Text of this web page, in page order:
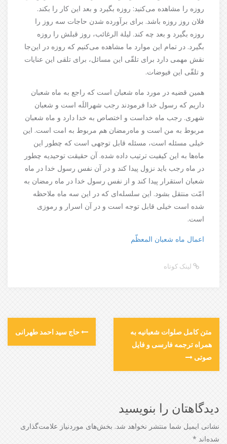
روزه را مشاهده می‌کنید: روزه بگیرد و بعد این کار را بکند.
فلان روز روزه باشد. برای برآورده شدن حاجات سه روز را
روزه بگیرد و بعد چه کند. لیلة الرغائب، روز قبلش را روزه
بگیرد. در تمام این موارد ما مشاهده می‌کنیم که روزه در این‌جا
نقش مهمی دارد برای تلقّی این مسائل، برای تلقی این عنایات
و تلقّی این فیوضات.
همین قضیه در مورد ماه شعبان است که راجع به ماه شعبان
داریم که رسول خدا فرمودند رجب شهراللَه است و شعبان
شهری. رجب ماه خداست و اختصاص به خدا دارد و ماه شعبان
مربوط به من است و ماه‌رمضان هم مربوط به امت است. این
خیلی مسئله است، مسئله قابل توجهی است که چطور این
ماه‌ها به این کیفیت ترتیب داده شده. آن حقیقت توحیدیه چطور
در ماه رجب باید نزول پیدا کند و در آن نفس رسول خدا در ماه
شعبان استقرار پیدا کند و از نفس رسول خدا در ماه رمضان به
امّت منتقل بشود. این سلسله‌ای که در این سه ماه ملاحظه
شده است خیلی قابل توجه است و در آن اسرار و رموزی
است.
اعمال ماه شعبان المعظّم
لینک کوتاه
حاج سید احمد طهرانی
متن کامل صلوات شعبانیه به
همراه ترجمه فارسی و فایل
صوتی
دیدگاهتان را بنویسید
نشانی ایمیل شما منتشر نخواهد شد. بخش‌های موردنیاز علامت‌گذاری
شده‌اند *